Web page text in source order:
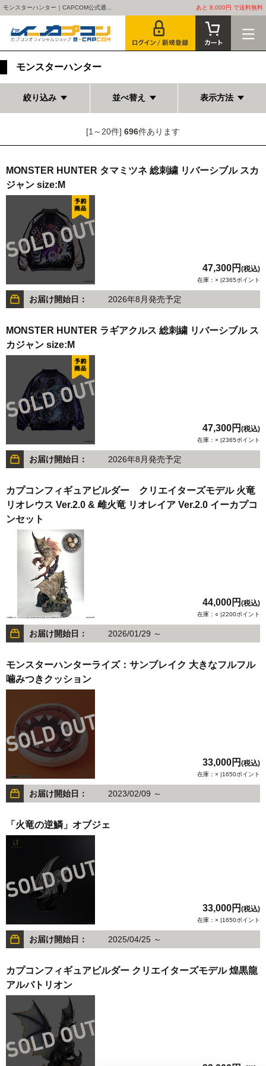
モンスターハンター｜CAPCOM公式通... あと 8,000円 で送料無料
モンスターハンター
絞り込み 並べ替え 表示方法
[1～20件] 696件あります
MONSTER HUNTER タマミツネ 総刺繍 リバーシブル スカ
ジャン size:M
47,300円 (税込)
在庫：× |2365ポイント
お届け開始日： 2026年8月発売予定
MONSTER HUNTER ラギアクルス 総刺繍 リバーシブル ス
カジャン size:M
47,300円 (税込)
在庫：× |2365ポイント
お届け開始日： 2026年8月発売予定
カプコンフィギュアビルダー クリエイターズモデル 火竜
リオレウス Ver.2.0 & 雌火竜 リオレイア Ver.2.0 イーカプコ
ンセット
44,000円 (税込)
在庫：○ |2200ポイント
お届け開始日： 2026/01/29 ～
モンスターハンターライズ：サンブレイク 大きなフルフル
噛みつきクッション
33,000円 (税込)
在庫：× |1650ポイント
お届け開始日： 2023/02/09 ～
「火竜の逆鱗」オブジェ
33,000円 (税込)
在庫：× |1650ポイント
お届け開始日： 2025/04/25 ～
カプコンフィギュアビルダー クリエイターズモデル 煌黒龍
アルバトリオン